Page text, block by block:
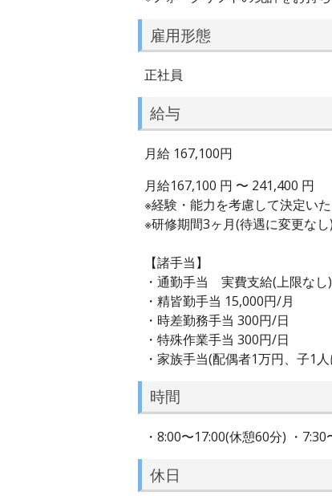
雇用形態
正社員
給与
月給 167,100円
月給167,100 円 〜 241,400 円
※経験・能力を考慮して決定いた
※研修期間3ヶ月(待遇に変更なし)
【諸手当】
・通勤手当 実費支給(上限なし)
・精皆勤手当 15,000円/月
・時差勤務手当 300円/日
・特殊作業手当 300円/日
・家族手当(配偶者1万円、子1
時間
・8:00〜17:00(休憩60分) ・
休日